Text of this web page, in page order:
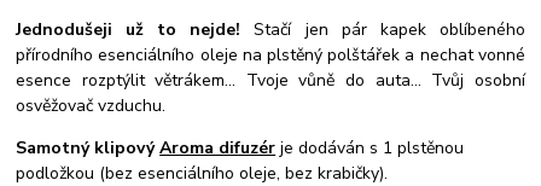
Jednodušeji už to nejde!Stačí jen pár kapek oblíbeného
přírodního esenciálního oleje na plstěný polštářek a nechat vonné
esence rozptýlit větrákem... Tvoje vůně do auta... Tvůj osobní
osvěžovač vzduchu.
Samotný klipovýAroma difuzér je dodáván s 1 plstěnou
podložkou (bez esenciálního oleje, bez krabičky).